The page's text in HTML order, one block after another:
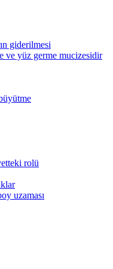
giderilmesi
ve yüz germe mucizesidir
rolü
uzaması